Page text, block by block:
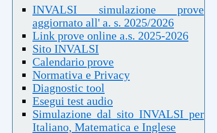
INVALSI simulazione prove
aggiornato all' a. s. 2025/2026
Link prove online a.s. 2025-2026
Sito INVALSI
Calendario prove
Normativa e Privacy
Diagnostic tool
Esegui test audio
Simulazione dal sito INVALSI per
Italiano, Matematica e Inglese